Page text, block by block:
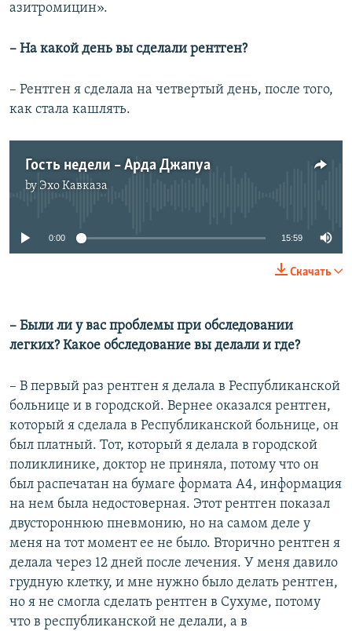
азитромицин».
– На какой день вы сделали рентген?
– Рентген я сделала на четвертый день, после того,
как стала кашлять.
Гость недели – Арда Джапуа
by Эхо Кавказа
0:00 15:59
Скачать
– Были ли у вас проблемы при обследовании
легких? Какое обследование вы делали и где?
– В первый раз рентген я делала в Республиканской
больнице и в городской. Вернее оказался рентген,
который я сделала в Республиканской больнице, он
был платный. Тот, который я делала в городской
поликлинике, доктор не приняла, потому что он
был распечатан на бумаге формата А4, информация
на нем была недостоверная. Этот рентген показал
двустороннюю пневмонию, но на самом деле у
меня на тот момент ее не было. Вторично рентген я
делала через 12 дней после лечения. У меня давило
грудную клетку, и мне нужно было делать рентген,
но я не смогла сделать рентген в Сухуме, потому
что в республиканской не делали, а в